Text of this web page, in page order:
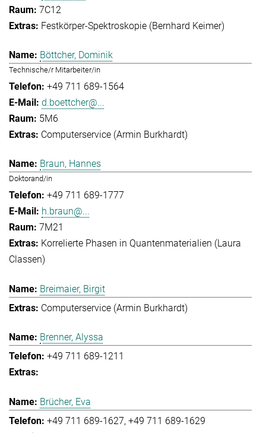
7C12
Festkörper-Spektroskopie (Bernhard Keimer)
Böttcher, Dominik
Technische/r Mitarbeiter/in
+49 711 689-1564
d.boettcher@...
5M6
Computerservice (Armin Burkhardt)
Braun, Hannes
Doktorand/in
+49 711 689-1777
h.braun@...
7M21
Korrelierte Phasen in Quantenmaterialien (Laura
Classen)
Breimaier, Birgit
Computerservice (Armin Burkhardt)
Brenner, Alyssa
+49 711 689-1211
Brücher, Eva
+49 711 689-1627 +49 711 689-1629